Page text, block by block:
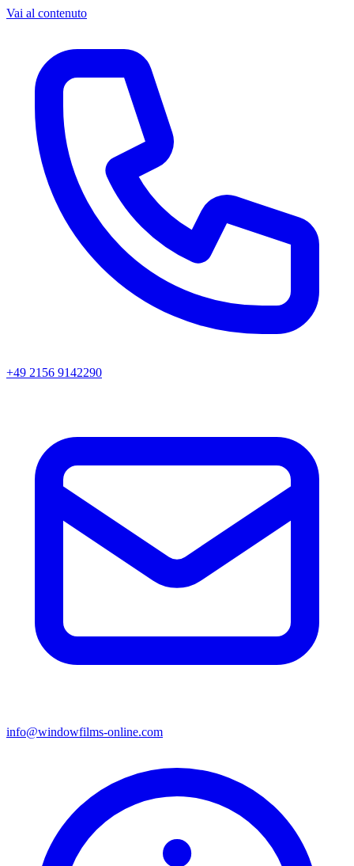
Vai al contenuto
+49 2156 9142290
info@windowfilms-online.com